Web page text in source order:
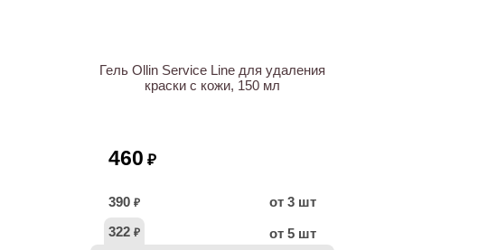
Гель Ollin Service Line для удаления
краски с кожи, 150 мл
460 ₽
390 ₽
от 3 шт
322 ₽ от 5 шт